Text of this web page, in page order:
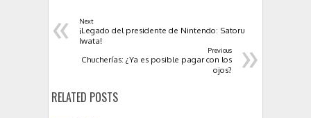
« Next
¡Legado del presidente de Nintendo: Satoru
Iwata!
»
Previous
Chucherías: ¿Ya es posible pagar con los
ojos?
RELATED POSTS